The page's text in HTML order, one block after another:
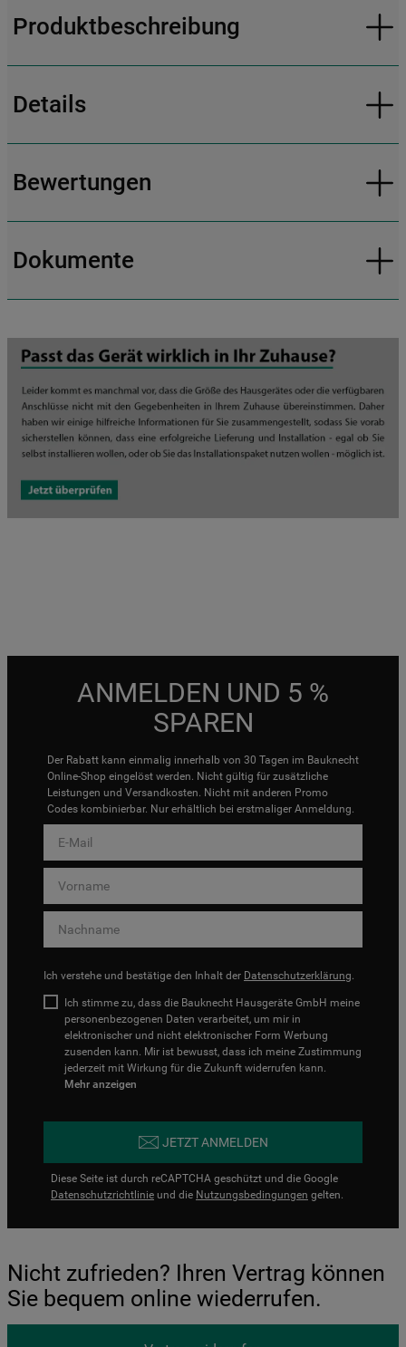
Produktbeschreibung
Details
Bewertungen
Dokumente
ANMELDEN UND 5 %
SPAREN
Der Rabatt kann einmalig innerhalb von 30 Tagen im Bauknecht
Online-Shop eingelöst werden. Nicht gültig für zusätzliche
Leistungen und Versandkosten. Nicht mit anderen Promo
Codes kombinierbar. Nur erhältlich bei erstmaliger Anmeldung.
Ich verstehe und bestätige den Inhalt der Datenschutzerklärung.
Ich stimme zu, dass die Bauknecht Hausgeräte GmbH meine
personenbezogenen Daten verarbeitet, um mir in
elektronischer und nicht elektronischer Form Werbung
zusenden kann. Mir ist bewusst, dass ich meine Zustimmung
jederzeit mit Wirkung für die Zukunft widerrufen kann.
Mehr anzeigen
JETZT ANMELDEN
Diese Seite ist durch reCAPTCHA geschützt und die Google
Datenschutzrichtlinie und die Nutzungsbedingungen gelten.
Nicht zufrieden? Ihren Vertrag können
Sie bequem online wiederrufen.